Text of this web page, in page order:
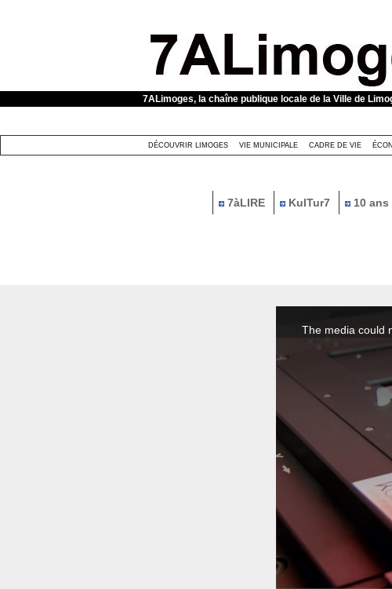
7ALimoges, la chaîne publique locale de la Ville de
DÉCOUVRIR LIMOGES VIE MUNICIPALE CADRE DE VIE
7àLIRE KulTur7 10 ans